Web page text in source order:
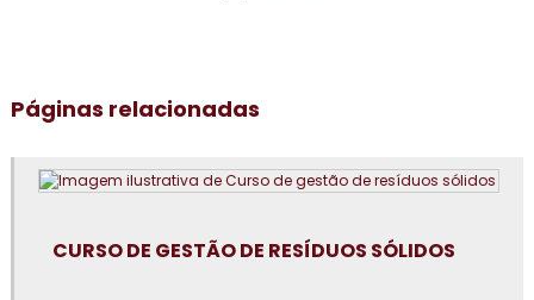
organizacional
Páginas relacionadas
CURSO DE GESTÃO DE RESÍDUOS SÓLIDOS